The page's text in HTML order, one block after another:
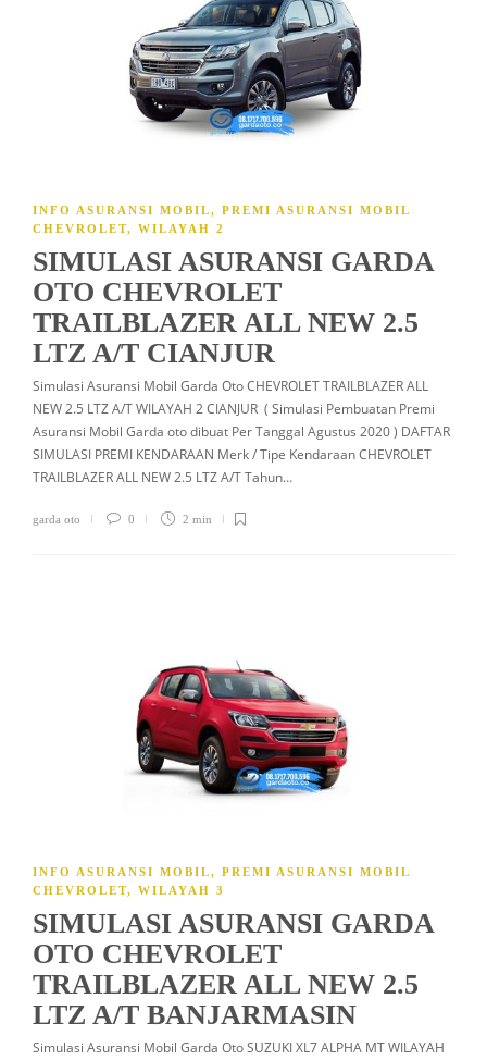
INFO ASURANSI MOBIL, PREMI ASURANSI MOBIL
CHEVROLET, WILAYAH 2
SIMULASI ASURANSI GARDA
OTO CHEVROLET
TRAILBLAZER ALL NEW 2.5
LTZ A/T CIANJUR
Simulasi Asuransi Mobil Garda Oto CHEVROLET TRAILBLAZER ALL
NEW 2.5 LTZ A/T WILAYAH 2 CIANJUR ( Simulasi Pembuatan Premi
Asuransi Mobil Garda oto dibuat Per Tanggal Agustus 2020 ) DAFTAR
SIMULASI PREMI KENDARAAN Merk / Tipe Kendaraan CHEVROLET
TRAILBLAZER ALL NEW 2.5 LTZ A/T Tahun…
garda oto 0 2 min
INFO ASURANSI MOBIL, PREMI ASURANSI MOBIL
CHEVROLET, WILAYAH 3
SIMULASI ASURANSI GARDA
OTO CHEVROLET
TRAILBLAZER ALL NEW 2.5
LTZ A/T BANJARMASIN
Simulasi Asuransi Mobil Garda Oto SUZUKI XL7 ALPHA MT WILAYAH